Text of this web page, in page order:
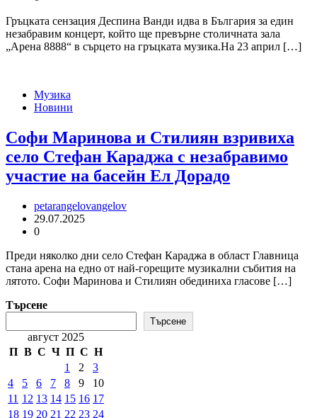
Гръцката сензация Деспина Ванди идва в България за един
незабравим концерт, който ще превърне столичната зала
„Арена 8888“ в сърцето на гръцката музика.На 23 април […]
Музика
Новини
Софи Маринова и Стилиян взривиха
село Стефан Караджа с незабравимо
участие на басейн Ел Дорадо
petarangelovangelov
29.07.2025
0
Преди няколко дни село Стефан Караджа в област Главница
стана арена на едно от най-горещите музикални събития на
лятото. Софи Маринова и Стилиян обединиха гласове […]
Търсене
Търсене
август 2025
П В С Ч П С Н
1
2
3
4
5 6 7 8 9
10
11 12 13 14 15 16 17
18 19 20 21 22 23 24